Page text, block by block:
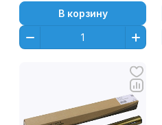
В корзину